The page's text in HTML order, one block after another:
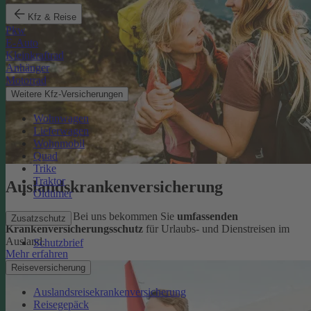
Kfz & Reise
Pkw
E-Auto
Kleinkraftrad
Anhänger
Motorrad
Weitere Kfz-Versicherungen
Wohnwagen
Lieferwagen
Wohnmobil
Quad
Trike
Traktor
Oldtimer
Zusatzschutz
Schutzbrief
Reiseversicherung
Auslandsreisekrankenversicherung
Reisegepäck
Auslandskrankenversicherung
Sorglos reisen: Bei uns bekommen Sie umfassenden
Krankenversicherungsschutz für Urlaubs- und Dienstreisen im
Ausland.
Mehr erfahren